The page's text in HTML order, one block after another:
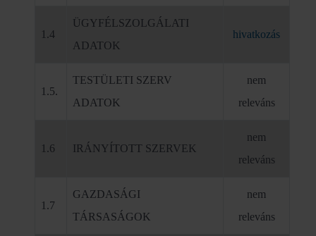
1.4
ÜGYFÉLSZOLGÁLATI
ADATOK
hivatkozás
1.5.
TESTÜLETI SZERV
ADATOK
nem
releváns
1.6 IRÁNYÍTOTT SZERVEK
nem
releváns
1.7
GAZDASÁGI
TÁRSASÁGOK
nem
releváns